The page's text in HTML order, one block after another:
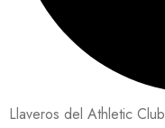
Llaveros del Athletic Club